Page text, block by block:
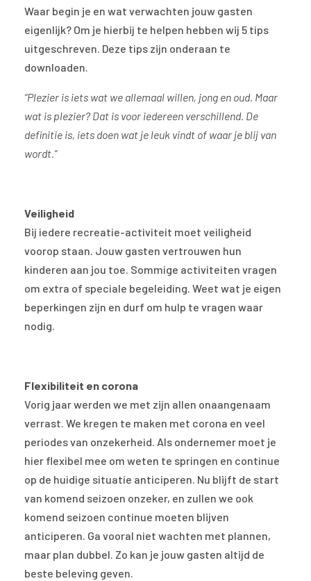
Waar begin je en wat verwachten jouw gasten
eigenlijk? Om je hierbij te helpen hebben wij 5 tips
uitgeschreven. Deze tips zijn onderaan te
downloaden.
“Plezier is iets wat we allemaal willen, jong en oud. Maar
wat is plezier? Dat is voor iedereen verschillend. De
definitie is, iets doen wat je leuk vindt of waar je blij van
wordt.”
Veiligheid
Bij iedere recreatie-activiteit moet veiligheid
voorop staan. Jouw gasten vertrouwen hun
kinderen aan jou toe. Sommige activiteiten vragen
om extra of speciale begeleiding. Weet wat je eigen
beperkingen zijn en durf om hulp te vragen waar
nodig.
Flexibiliteit en corona
Vorig jaar werden we met zijn allen onaangenaam
verrast. We kregen te maken met corona en veel
periodes van onzekerheid. Als ondernemer moet je
hier flexibel mee om weten te springen en continue
op de huidige situatie anticiperen. Nu blijft de start
van komend seizoen onzeker, en zullen we ook
komend seizoen continue moeten blijven
anticiperen. Ga vooral niet wachten met plannen,
maar plan dubbel. Zo kan je jouw gasten altijd de
beste beleving geven.